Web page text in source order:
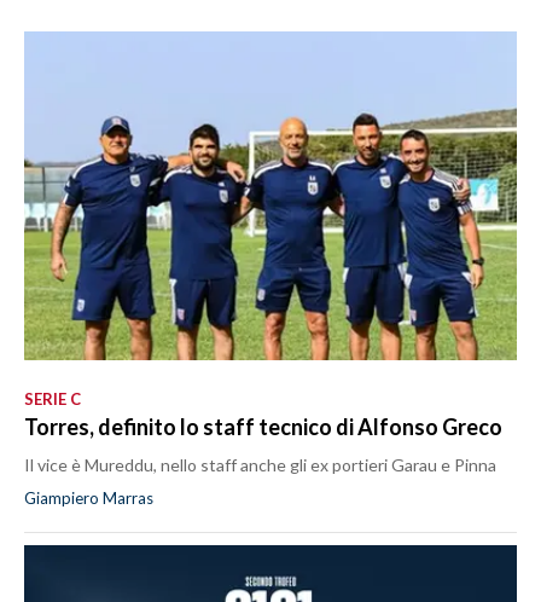
SERIE C
Torres, definito lo staff tecnico di Alfonso Greco
Il vice è Mureddu, nello staff anche gli ex portieri Garau e Pinna
Giampiero Marras